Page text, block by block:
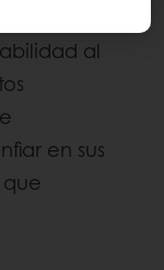
al
en sus